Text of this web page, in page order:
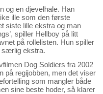
og en djevelhale. Han
ille som den første
siste lille ekstra og man
spiller Hellboy på litt
på rollelisten. Hun spiller
særlig ekstra.
Dog Soldiers fra 2002
på regijobben, men det viser
som mangler både
sine beste hoder, så klarer